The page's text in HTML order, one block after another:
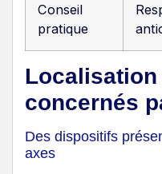
Conseil
pratique
concernés
Des dispositifs
axes